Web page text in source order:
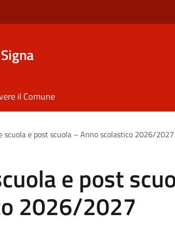
il Comune
scuola e post scuola – Anno scolastico 2026/2027
e post
2026/2027